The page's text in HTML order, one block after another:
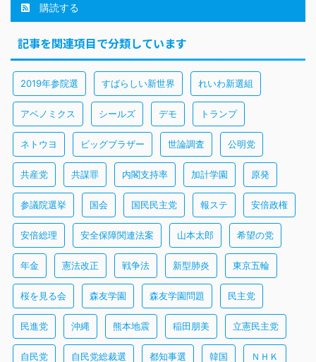
購読する
記事を関連項目で分類しています
2019年参院選 すばらしい新世界 れいわ新選組
アベノミクス シールズ デモ トランプ
ネトウヨ ビッグブラザー 世論調査 公明党
共産党 共謀罪 内閣支持率 加計学園 原発
参議院選挙 国会 国民民主党 報ステ 安倍政権
安倍総理 安全保障関連法案 山本太郎 希望の党
年金 憲法改正 戦争法 新型肺炎 東京五輪
桜を見る会 森友学園 森友学園問題 民主党
民進党 沖縄 熊本地震 稲田朋美 立憲民主党
自民党 自民党総裁選 都知事選 韓国 ＮＨＫ